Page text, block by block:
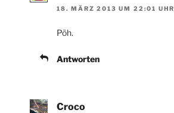
18. MÄRZ 2013 UM 22:01 UHR
Pöh.
Antworten
Croco